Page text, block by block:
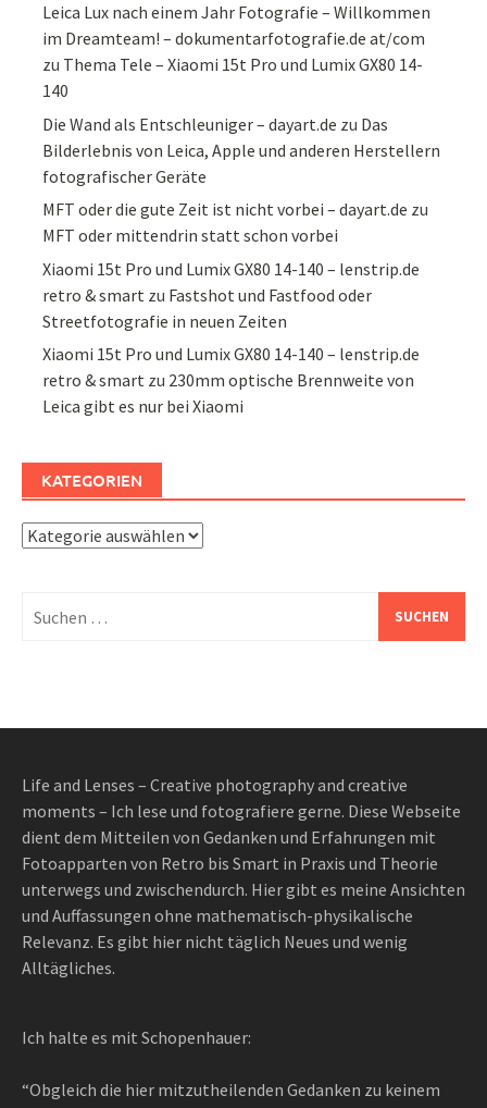
Leica Lux nach einem Jahr Fotografie – Willkommen
im Dreamteam! – dokumentarfotografie.de at/com
zu Thema Tele – Xiaomi 15t Pro und Lumix GX80 14-
140
Die Wand als Entschleuniger – dayart.de zu Das
Bilderlebnis von Leica, Apple und anderen Herstellern
fotografischer Geräte
MFT oder die gute Zeit ist nicht vorbei – dayart.de zu
MFT oder mittendrin statt schon vorbei
Xiaomi 15t Pro und Lumix GX80 14-140 – lenstrip.de
retro & smart zu Fastshot und Fastfood oder
Streetfotografie in neuen Zeiten
Xiaomi 15t Pro und Lumix GX80 14-140 – lenstrip.de
retro & smart zu 230mm optische Brennweite von
Leica gibt es nur bei Xiaomi
KATEGORIEN
Kategorien
nach:
Life and Lenses – Creative photography and creative
moments – Ich lese und fotografiere gerne. Diese Webseite
dient dem Mitteilen von Gedanken und Erfahrungen mit
Fotoapparten von Retro bis Smart in Praxis und Theorie
unterwegs und zwischendurch. Hier gibt es meine Ansichten
und Auffassungen ohne mathematisch-physikalische
Relevanz. Es gibt hier nicht täglich Neues und wenig
Alltägliches.
Ich halte es mit Schopenhauer:
“Obgleich die hier mitzutheilenden Gedanken zu keinem